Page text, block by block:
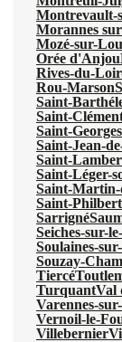
Montrevault-
Morannes
Mozé-sur-
Orée d'Anjou
Rives-du-
Rou-Marson
Saint-
Saint-
Saint-
Saint-Jean-
Saint-
Saint-Léger-
Saint-
Saint-
Sarrigné
Seiches-sur-
Soulaines-
Souzay-
Tiercé
TurquantVal
Varennes-
Vernoil-le-
Villebernier